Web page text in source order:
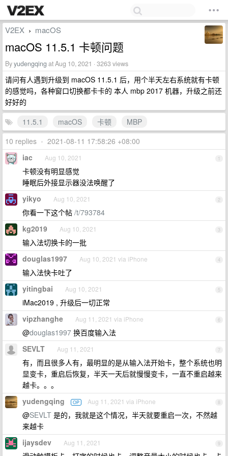
V2EX › macOS
macOS 11.5.1 卡顿问题
Byyudengqing at Aug 10, 2021 · 3263 views
请问有人遇到升级到 macOS 11.5.1 后，用个半天左右系统就有卡顿
的感觉吗，各种窗口切换都卡卡的 本人 mbp 2017 机器，升级之前还
好好的
11.5.1
macOS 卡顿
MBP
10 replies • 2021-08-11 17:58:26 +08:00
1
iac Aug 10, 2021
卡顿没有明显感觉
睡眠后外接显示器没法唤醒了
2
yikyo Aug 10, 2021
你看一下这个帖 /t/793784
3
kg2019 Aug 10, 2021
输入法切换卡的一批
4
douglas1997 Aug 10, 2021 via iPhone
输入法快卡吐了
5
yitingbai Aug 10, 2021
iMac2019 , 升级后一切正常
6
vipzhanghe Aug 11, 2021 via iPhone
@douglas1997 换百度输入法
7
SEVLT Aug 11, 2021
有，而且很多人有，最明显的是从输入法开始卡，整个系统也明
显变卡，重启后恢复，半天一天后就慢慢变卡，一直不重启越来
越卡。。。
8
yudengqing OP Aug 11, 2021 via iPhone
@SEVLT 是的，我就是这个情况，半天就要重启一次，不然越
来越卡
9
ijaysdev Aug 11, 2021